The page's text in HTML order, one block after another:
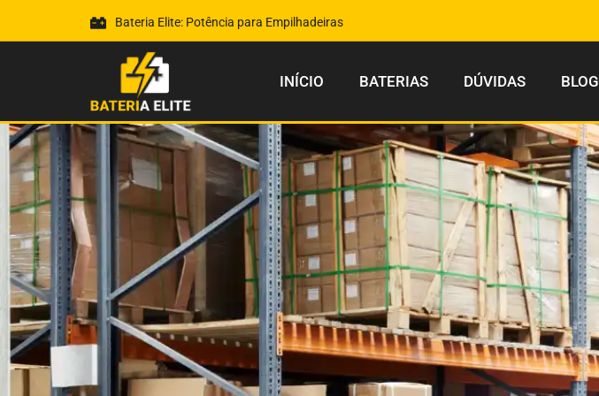
Bateria Elite: Potência para Empilhadeiras
INÍCIO BATERIAS DÚVIDAS BLOG